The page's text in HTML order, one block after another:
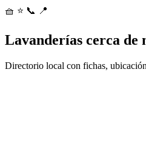
🧺 ⭐ 📞 📍
Lavanderías cerca de
Directorio local con fichas,